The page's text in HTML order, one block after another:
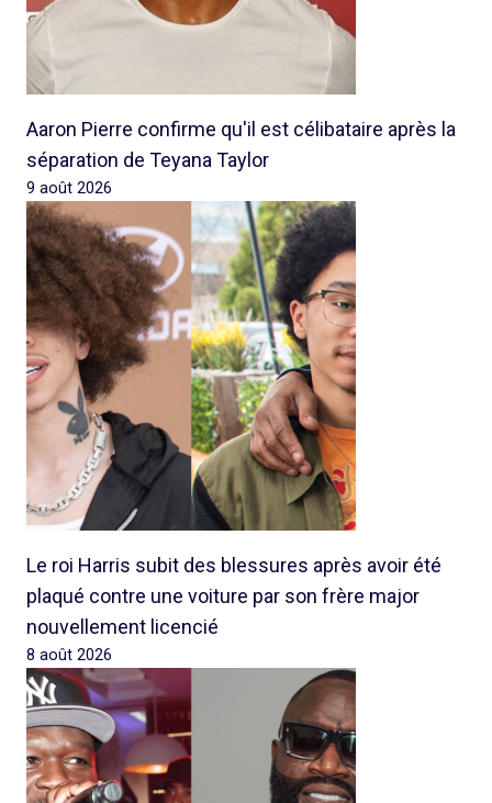
Aaron Pierre confirme qu'il est célibataire après la
séparation de Teyana Taylor
9 août 2026
Le roi Harris subit des blessures après avoir été
plaqué contre une voiture par son frère major
nouvellement licencié
8 août 2026